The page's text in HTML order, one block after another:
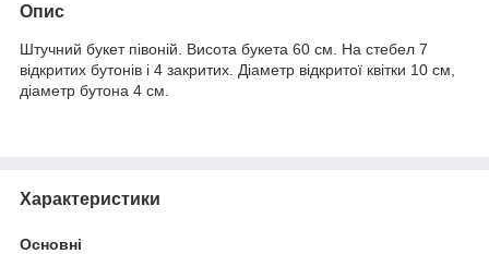
Опис
Штучний букет півоній. Висота букета 60 см. На стебел 7
відкритих бутонів і 4 закритих. Діаметр відкритої квітки 10 см,
діаметр бутона 4 см.
Характеристики
Основні